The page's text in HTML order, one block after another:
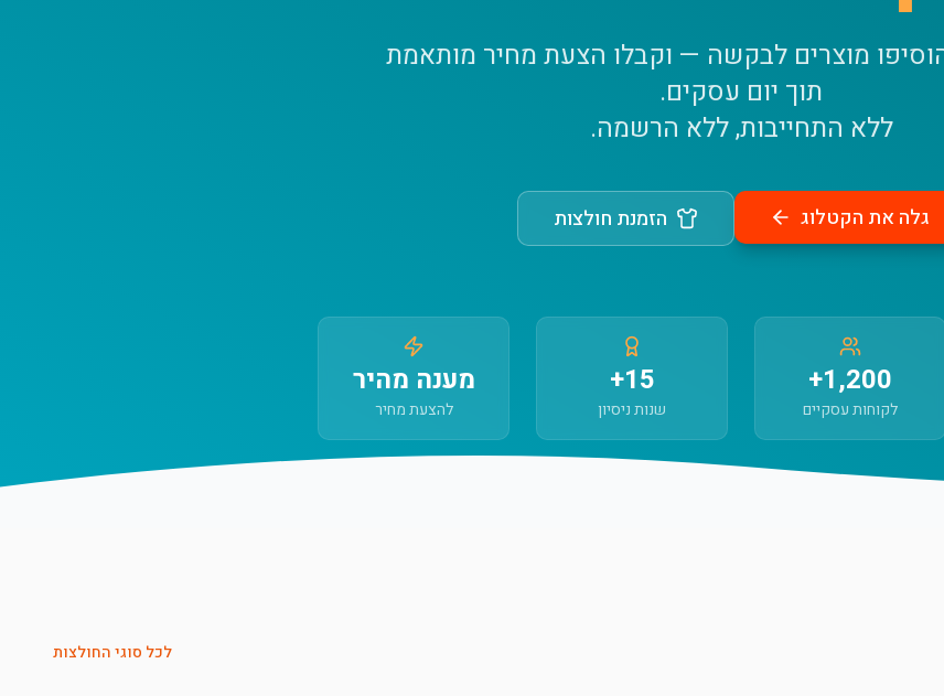
מוצרים לבקשה — וקבלו הצעת מחיר מותאמת
תוך יום עסקים.
ללא התחייבות, ללא הרשמה.
גלה את הקטלוג הזמנת חולצות
1,200+
לקוחות עסקיים
15+
שנות ניסיון
מענה מהיר
להצעת מחיר
לכל סוגי החולצות